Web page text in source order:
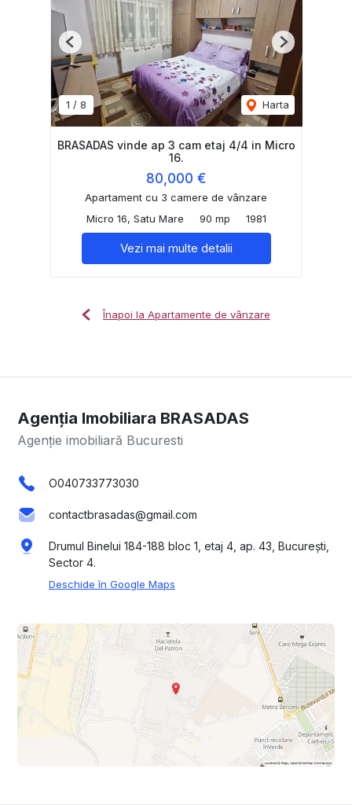
1 / 8 Harta
Previous Next
BRASADAS vinde ap 3 cam etaj 4/4 in Micro
16.
80,000 €
Apartament cu 3 camere de vânzare
Micro 16, Satu Mare
90 mp 1981
Vezi mai multe detalii
Înapoi la Apartamente de vânzare
Agenția Imobiliara BRASADAS
Agenție imobiliară Bucuresti
O040733773030
contactbrasadas@gmail.com
Drumul Binelui 184-188 bloc 1, etaj 4, ap. 43, București,
Sector 4.
Deschide în Google Maps